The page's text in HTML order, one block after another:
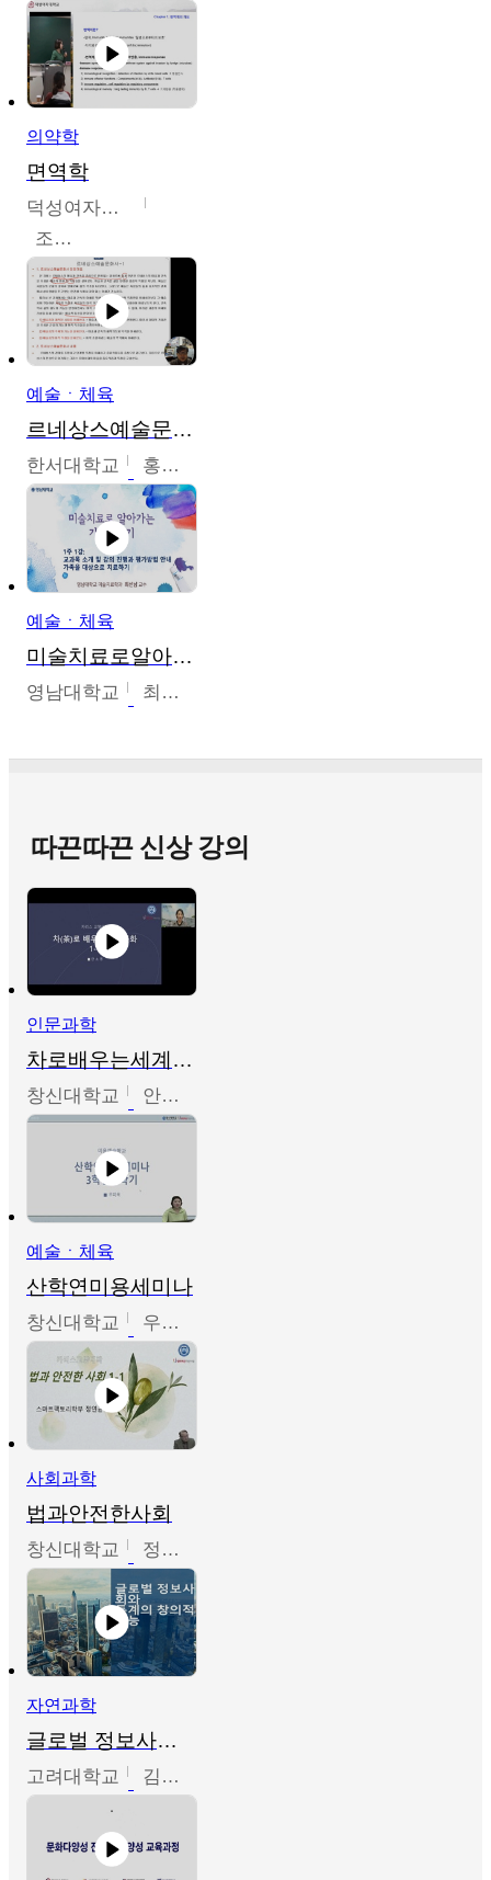
의약학
면역학
덕성여자대학교
조효선
예술ㆍ체육
르네상스예술문화사
한서대학교 홍창호
예술ㆍ체육
미술치료로알아가는가족이야기
영남대학교 최선남
따끈따끈 신상 강의
인문과학
차로배우는세계문화
창신대학교 안소영
예술ㆍ체육
산학연미용세미나
창신대학교 우미옥,오윤경,박선이
사회과학
법과안전한사회
창신대학교 정연균
자연과학
글로벌 정보사회와 통계의 창의적 기능
고려대학교 김희영